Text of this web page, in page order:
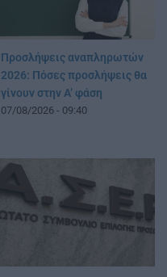
Προσλήψεις αναπληρωτών
2026: Πόσες προσλήψεις θα
γίνουν στην Α’ φάση
07/08/2026 - 09:40